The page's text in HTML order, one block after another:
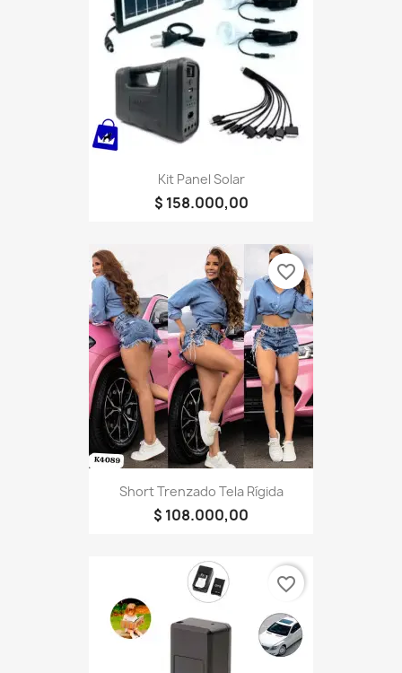
Kit Panel Solar
$ 158.000,00
Short Trenzado Tela Rígida
$ 108.000,00
favorite_border
favorite_border